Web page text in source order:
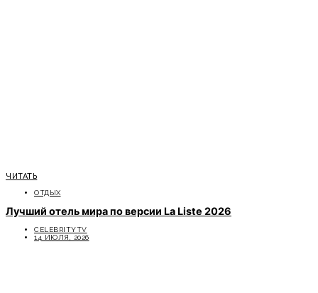
ЧИТАТЬ
ОТДЫХ
Лучший отель мира по версии La Liste 2026
CELEBRITYTV
14 ИЮЛЯ, 2026